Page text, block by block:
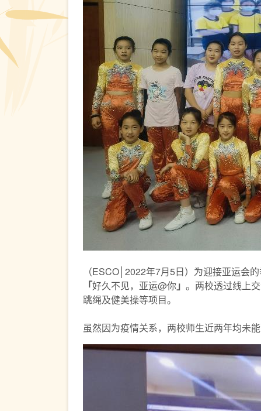
（ESCO│2022年7月5日）为迎接亚运会
「好久不见，亚运@你」 。两校透过线上
跳绳及健美操等项目。
虽然因为疫情关系，两校师生近两年均未